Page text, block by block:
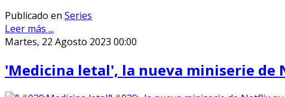
Publicado en Series
Leer más ...
Martes, 22 Agosto 2023 00:00
'Medicina letal', la nueva miniserie